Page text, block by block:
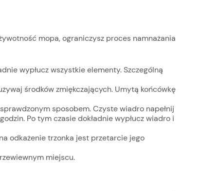
mopa, ograniczysz proces namnażania
wypłucz wszystkie elementy. Szczególną
środków zmiękczających. Umytą końcówkę
sposobem. Czyste wiadro napełnij
Po tym czasie dokładnie wypłucz wiadro i
odkażenie trzonka jest przetarcie jego
miejscu.